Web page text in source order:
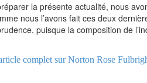
la présente actualité, nous
nous l’avons fait ces deux
puisque la composition de
complet sur Norton Rose